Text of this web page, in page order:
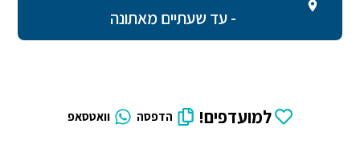
- עד שעתיים מאתונה
למועדפים! הדפסה וואטסאפ